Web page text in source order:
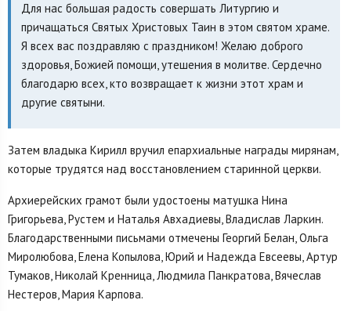
Для нас большая радость совершать Литургию и
причащаться Святых Христовых Таин в этом святом храме.
Я всех вас поздравляю с праздником! Желаю доброго
здоровья, Божией помощи, утешения в молитве. Сердечно
благодарю всех, кто возвращает к жизни этот храм и
другие святыни.
Затем владыка Кирилл вручил епархиальные награды мирянам,
которые трудятся над восстановлением старинной церкви.
Архиерейских грамот были удостоены матушка Нина
Григорьева, Рустем и Наталья Авхадиевы, Владислав Ларкин.
Благодарственными письмами отмечены Георгий Белан, Ольга
Миролюбова, Елена Копылова, Юрий и Надежда Евсеевы, Артур
Тумаков, Николай Кренница, Людмила Панкратова, Вячеслав
Нестеров, Мария Карпова.